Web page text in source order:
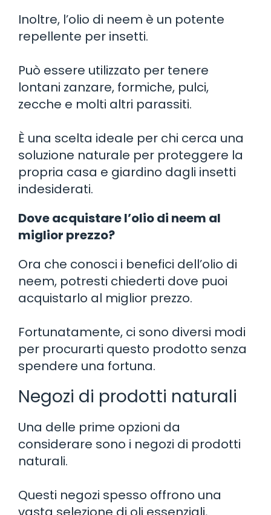
Inoltre, l’olio di neem è un potente
repellente per insetti.
Può essere utilizzato per tenere
lontani zanzare, formiche, pulci,
zecche e molti altri parassiti.
È una scelta ideale per chi cerca una
soluzione naturale per proteggere la
propria casa e giardino dagli insetti
indesiderati.
Dove acquistare l’olio di neem al
miglior prezzo?
Ora che conosci i benefici dell’olio di
neem, potresti chiederti dove puoi
acquistarlo al miglior prezzo.
Fortunatamente, ci sono diversi modi
per procurarti questo prodotto senza
spendere una fortuna.
Negozi di prodotti naturali
Una delle prime opzioni da
considerare sono i negozi di prodotti
naturali.
Questi negozi spesso offrono una